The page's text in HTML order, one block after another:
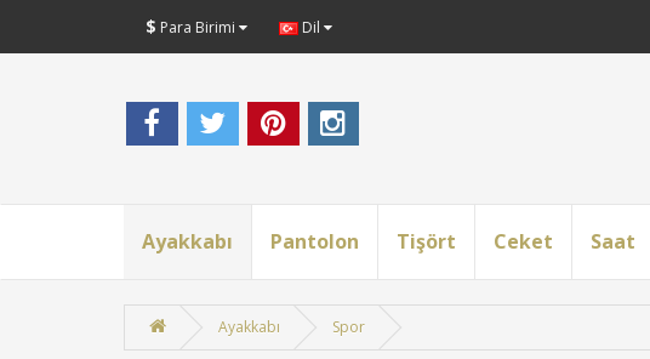
$ Para Birimi Dil
Ayakkabı Pantolon Tişört Ceket Saat
Ayakkabı Spor